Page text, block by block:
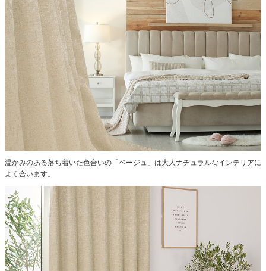
温かみのある落ち着いた色合いの「ベージュ」は大人ナチュラルなインテリアに
よく合います。